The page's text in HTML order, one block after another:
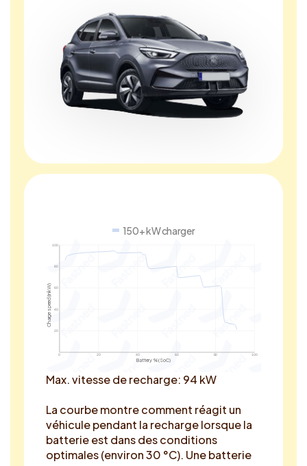
150+ kW charger
0 20 40 60 80 100
20
40
60
80
100
Battery % (SoC)
Charge speed (in kW)
Max. vitesse de recharge: 94 kW
La courbe montre comment réagit un
véhicule pendant la recharge lorsque la
batterie est dans des conditions
optimales (environ 30 °C). Une batterie